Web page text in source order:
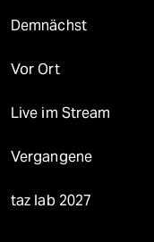
Demnächst
Vor Ort
Live im Stream
Vergangene
taz lab 2027